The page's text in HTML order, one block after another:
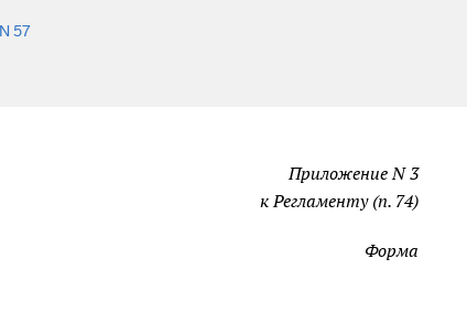
57
Приложение N 3
к Регламенту (п. 74)
Форма